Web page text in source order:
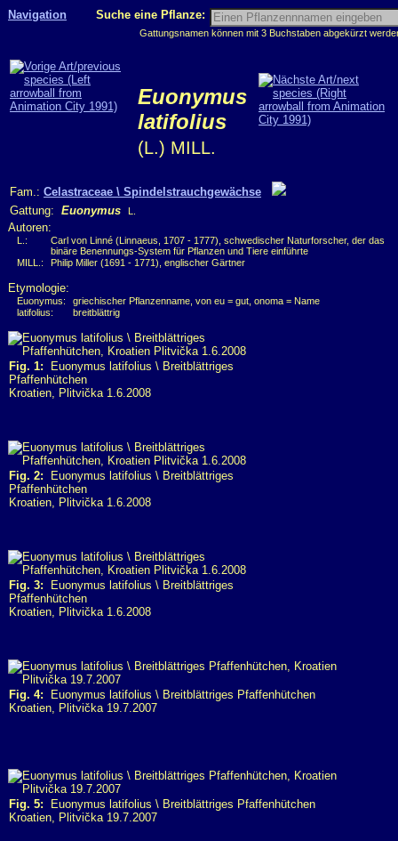
Navigation Suche eine Pflanze:
Gattungsnamen können mit 3 Buchstaben abgekürzt
Euonymus
latifolius
(L.) MILL.
Fam.: Celastraceae \ Spindelstrauchgewächse
Gattung: Euonymus L.
Autoren:
L.:
Carl von Linné (Linnaeus, 1707 - 1777), schwedischer Naturforscher, der das
binäre Benennungs-System für Pflanzen und Tiere einführte
MILL.:
Philip Miller (1691 - 1771), englischer Gärtner
Etymologie:
Euonymus:
griechischer Pflanzenname, von eu = gut, onoma = Name
latifolius:
breitblättrig
Fig. 1: Euonymus latifolius \ Breitblättriges
Pfaffenhütchen
Kroatien, Plitvička 1.6.2008
Fig. 2: Euonymus latifolius \ Breitblättriges
Pfaffenhütchen
Kroatien, Plitvička 1.6.2008
Fig. 3: Euonymus latifolius \ Breitblättriges
Pfaffenhütchen
Kroatien, Plitvička 1.6.2008
Fig. 4: Euonymus latifolius \ Breitblättriges Pfaffenhütchen
Kroatien, Plitvička 19.7.2007
Fig. 5: Euonymus latifolius \ Breitblättriges Pfaffenhütchen
Kroatien, Plitvička 19.7.2007